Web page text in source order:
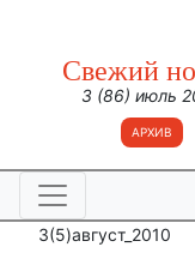
Свежий
3 (86) июль
АРХИВ
3(5)август_2010